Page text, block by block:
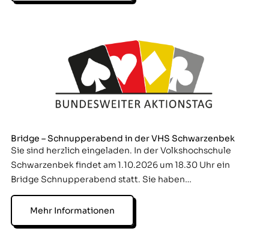
Bridge – Schnupperabend in der VHS Schwarzenbek
Sie sind herzlich eingeladen. In der Volkshochschule
Schwarzenbek findet am 1.10.2026 um 18.30 Uhr ein
Bridge Schnupperabend statt. Sie haben…
Mehr Informationen